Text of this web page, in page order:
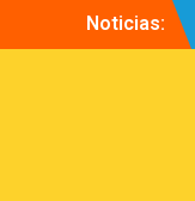
Noticias: